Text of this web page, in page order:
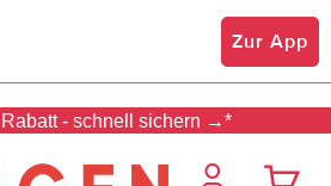
Zur App
- schnell sichern →*